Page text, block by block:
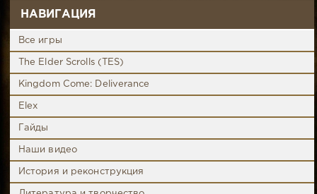
НАВИГАЦИЯ
Все игры
The Elder Scrolls (TES)
Kingdom Come: Deliverance
Elex
Гайды
Наши видео
История и реконструкция